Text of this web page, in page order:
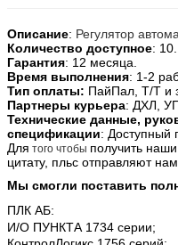
Описание: Регулятор
Количество доступное: 10.
Гарантия: 12 месяца.
Время выполнения: 1-2
Тип оплаты: ПайПал, Т/Т и
Партнеры курьера: ДХЛ,
Технические данные,
спецификации: Доступный
Для того чтобы получить
цитату, пльс отправляют
Мы смогли поставить
ПЛК АБ:
И/О ПУНКТА 1734 серии;